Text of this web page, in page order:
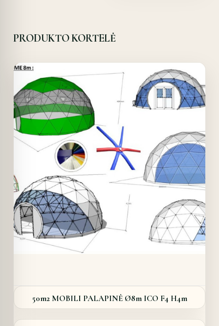
PRODUKTO KORTELĖ
Details
Offer!
Quick View
50m2 MOBILI PALAPINĖ Ø8m ICO F4 H4m